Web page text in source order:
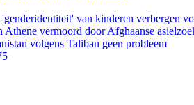
van kinderen verbergen
vermoord door Afghaanse
volgens Taliban geen probleem